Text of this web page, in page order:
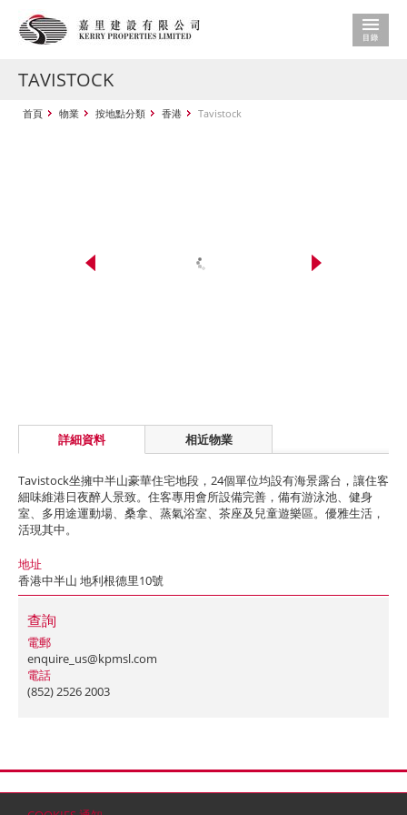
TAVISTOCK
首頁 物業 按地點分類 香港 Tavistock
詳細資料 相近物業
Tavistock坐擁中半山豪華住宅地段，24個單位均設有海景露台，讓住客
細味維港日夜醉人景致。住客專用會所設備完善，備有游泳池、健身
室、多用途運動場、桑拿、蒸氣浴室、茶座及兒童遊樂區。優雅生活，
活現其中。
地址
香港中半山 地利根德里10號
查詢
電郵
enquire_us@kpmsl.com
電話
(852) 2526 2003